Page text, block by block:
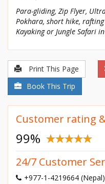
Para-gliding, Zip Flyer,
Pokhara, short hike,
Kayaking or Jungle Safari
Print This Page
Book This Trip
Customer rating
99%
24/7 Customer
+977-1-4219664